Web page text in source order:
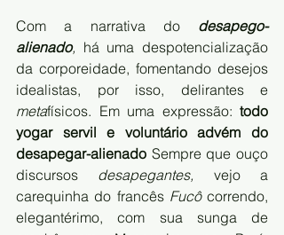
Com a narrativa do desapego-
alienado, há uma despotencialização
da corporeidade, fomentando desejos
metafísicos. Em uma expressão: todo
yogar servil e voluntário advém do
desapegar-alienado Sempre que ouço
discursos desapegantes, vejo a
carequinha do francês Fucô correndo,
elegantérimo, com sua sunga de